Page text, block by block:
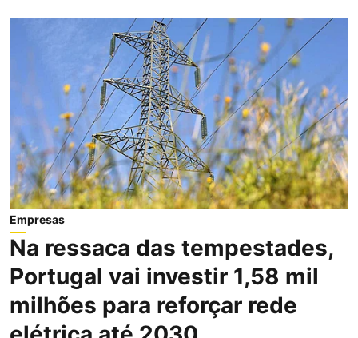
Empresas
Na ressaca das tempestades,
Portugal vai investir 1,58 mil
milhões para reforçar rede